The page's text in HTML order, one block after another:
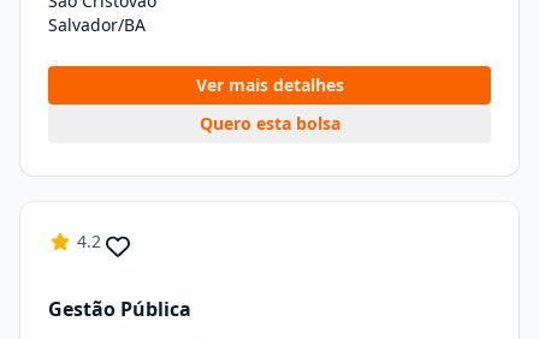
Salvador/BA
Ver mais detalhes
Quero esta bolsa
4.2
Gestão Pública